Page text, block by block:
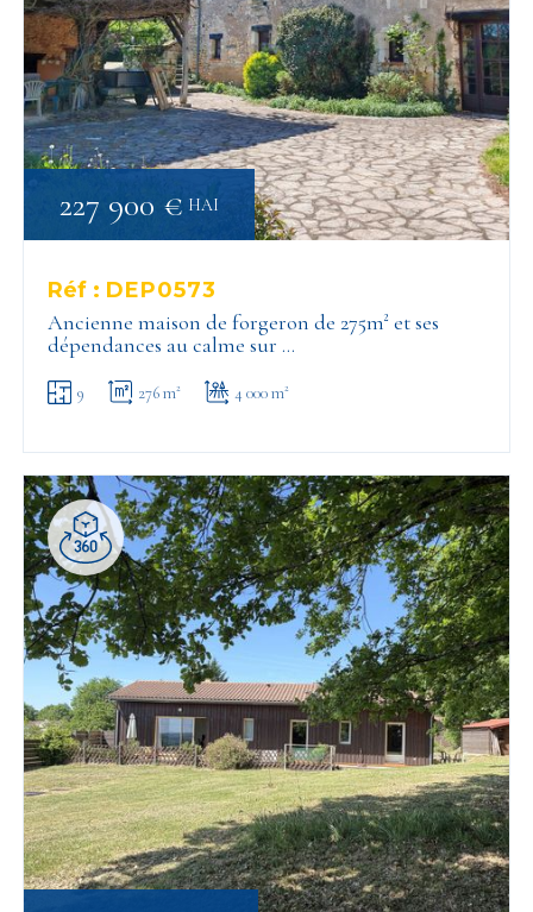
Réf : DEP0573
Ancienne maison de forgeron de 275m² et ses
dépendances au calme sur …
9 276 m² 4 000 m²
227 900 € HAI